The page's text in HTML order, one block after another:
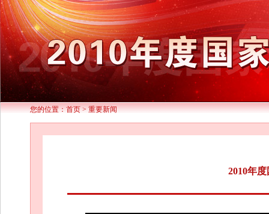
您的位置：首页>重要新闻
2010年